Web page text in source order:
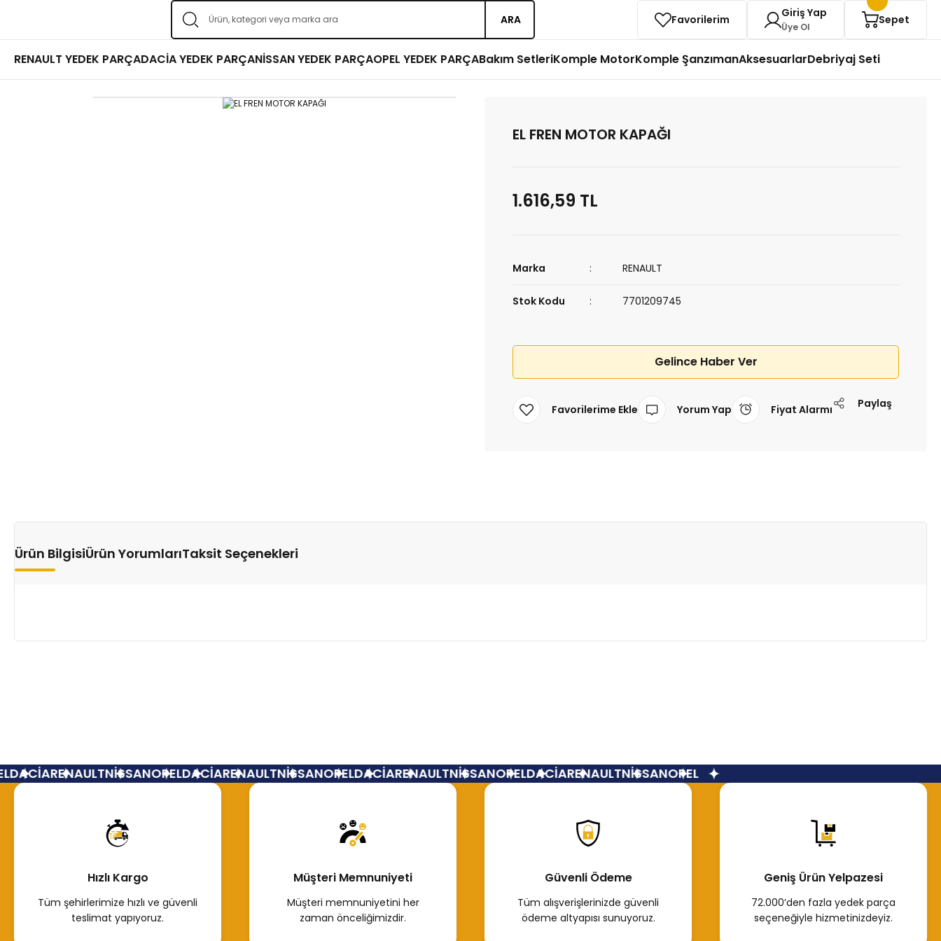
ARA Favorilerim Giriş Yap
Üye Ol
Sepet
RENAULT YEDEK PARÇADACİA YEDEK PARÇANİSSAN YEDEK PARÇAOPEL YEDEK PARÇABakım SetleriKomple MotorKomple ŞanzımanAksesuarlarDebriyaj Seti
EL FREN MOTOR KAPAĞI
1.616,59 TL
Marka RENAULT
Stok Kodu 7701209745
Gelince Haber Ver
Yorum Yap Fiyat Alarmı Paylaş
Ürün BilgisiÜrün YorumlarıTaksit Seçenekleri
DACİARENAULTNİSSANOPELDACİARENAULTNİSSANOPELDACİARENAULTNİSSANOPELDACİARENAULTNİSSANOPEL
Hızlı Kargo
Tüm şehirlerimize hızlı ve güvenli
teslimat yapıyoruz.
Müşteri Memnuniyeti
Müşteri memnuniyetini her
zaman önceliğimizdir.
Güvenli Ödeme
Tüm alışverişlerinizde güvenli
ödeme altyapısı sunuyoruz.
Geniş Ürün Yelpazesi
72.000’den fazla yedek parça
seçeneğiyle hizmetinizdeyiz.